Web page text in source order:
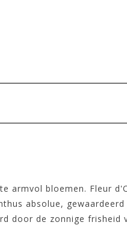
armvol bloemen. Fleur
absolue,
door de zonnige frisheid